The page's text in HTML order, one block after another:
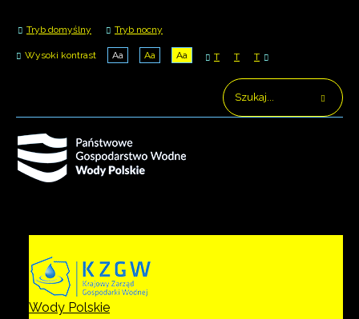
Tryb domyślny Tryb nocny
Wysoki kontrast Aa Aa Aa T T T
Wody Polskie